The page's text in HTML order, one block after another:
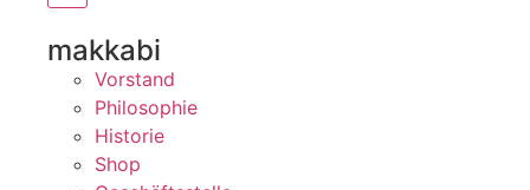
makkabi
Vorstand
Philosophie
Historie
Shop